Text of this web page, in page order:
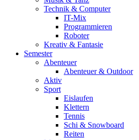
Technik & Computer
IT-Mix
Programmieren
Roboter
Kreativ & Fantasie
Semester
Abenteuer
Abenteuer & Outdoor
Aktiv
Sport
Eislaufen
Klettern
Tennis
Schi & Snowboard
Reiten